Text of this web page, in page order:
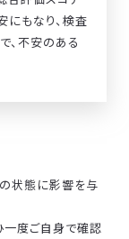
にもなり、検査
、不安のある
状態に影響を与
一度ご自身で確認